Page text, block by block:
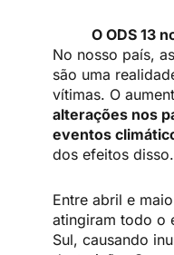
O ODS 13
No nosso país,
são uma
vítimas. O
alterações nos
eventos
dos efeitos disso.
Entre abril e
atingiram todo o
Sul, causando